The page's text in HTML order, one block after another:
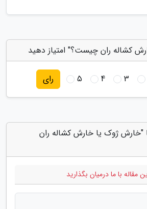
کشاله ران چیست؟" امتیاز دهید
3
4
5 رای
"خارش ژوک یا خارش کشاله ران
مقاله با ما درمیان بگذارید